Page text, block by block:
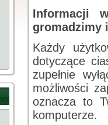
Informacji
gromadzimy
Każdy
dotyczące
zupełnie
możliwości
oznacza to
komputerze.